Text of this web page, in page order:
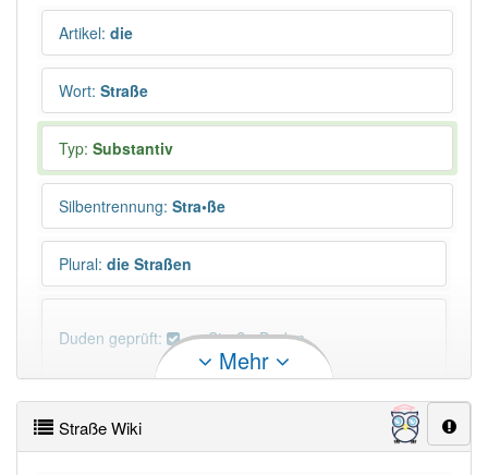
Artikel: die
Wort: Straße
Typ: Substantiv
Silbentrennung: Stra•ße
Plural: die Straßen
Duden geprüft: Straße Duden
PowerIndex:2 761
Mehr
Straße Wiki